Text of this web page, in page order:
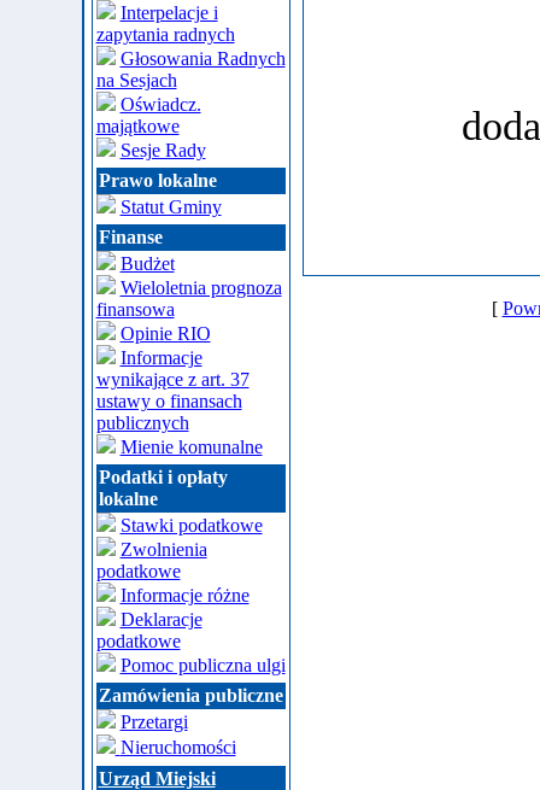
Interpelacje i
zapytania radnych
Głosowania Radnych
na Sesjach
Oświadcz.
majątkowe
Sesje Rady
Prawo lokalne
Statut Gminy
Finanse
Budżet
Wieloletnia prognoza
finansowa
Opinie RIO
Informacje
wynikające z art. 37
ustawy o finansach
publicznych
Mienie komunalne
Podatki i opłaty
lokalne
Stawki podatkowe
Zwolnienia
podatkowe
Informacje różne
Deklaracje
podatkowe
Pomoc publiczna ulgi
Zamówienia publiczne
Przetargi
Nieruchomości
Urząd Miejski
[